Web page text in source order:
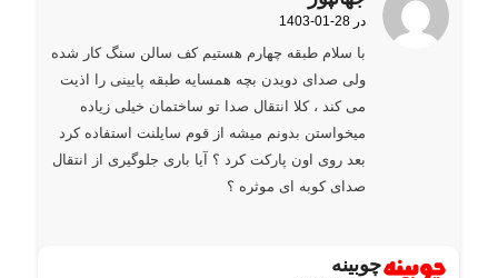
گفته:1403-01-28 در
با سلام طبقه چهارم هستیم کف سالن سنگ کار شده
ولی صدای دویدن بچه همسایه طبقه پایینی را اذیت
می کند ، کلا انتقال صدا تو ساختمان خیلی زیاده
میخواستن بدونم میشه از قوم سایلنت استفاده کرد
بعد روی اون پارکت کرد ؟ آیا باری جلوگیری از انتقال
صدای کوبه ای موثره ؟
چوبینه